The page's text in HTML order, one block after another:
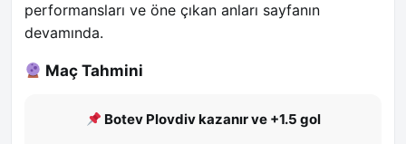
performansları ve öne çıkan anları sayfanın
devamında.
Maç Tahmini
Botev Plovdiv kazanır ve +1.5 gol